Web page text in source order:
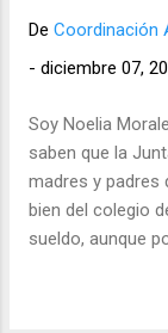
De Coordinación
- diciembre 07,
Soy Noelia
saben que la
madres y padres
bien del colegio
sueldo, aunque
horas diarias en